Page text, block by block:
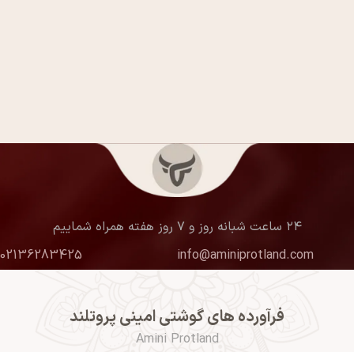
۲۴ ساعت شبانه روز و ۷ روز هفته همراه شماییم
info@aminiprotland.com
02136283425
فرآورده های گوشتی امینی پروتلند
Amini Protland